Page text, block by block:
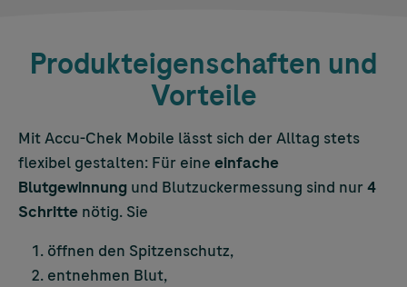
Produkteigenschaften und
Vorteile
MitAccu-Chek Mobile lässt sich der Alltag stets
flexibel gestalten: Für eine einfache
Blutgewinnung und Blutzuckermessung sind nur 4
Schritte nötig. Sie
öffnen den Spitzenschutz,
entnehmen Blut,